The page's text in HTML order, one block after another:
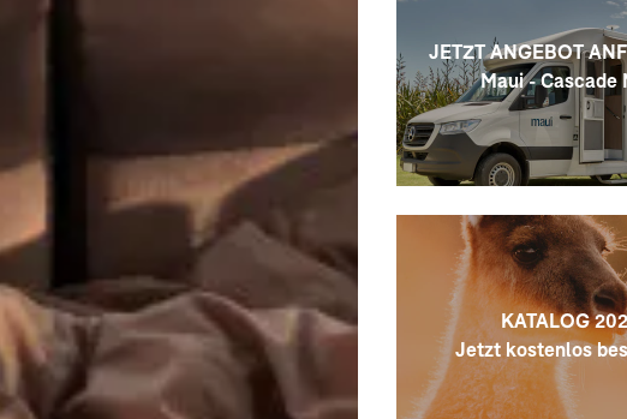
JETZT ANGEBOT
Maui - Cascade
KATALOG
Jetzt kostenlos